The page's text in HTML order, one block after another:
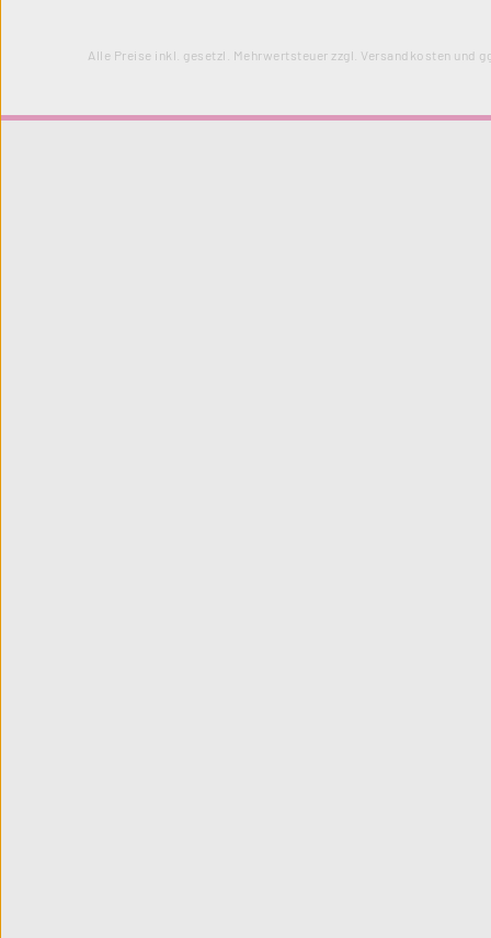
Alle Preise inkl. gesetzl. Mehrwertsteuer zzgl. Versandkosten und